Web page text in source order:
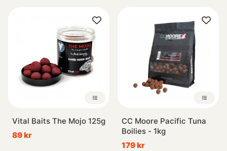
Vital Baits The Mojo 125g
89 kr
CC Moore Pacific Tuna
Boilies - 1kg
179 kr